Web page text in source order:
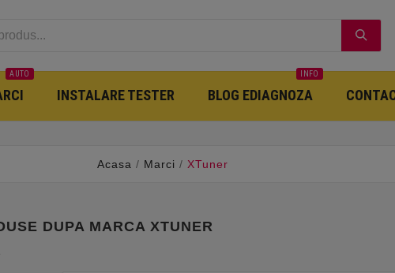
AUTO
INSTALARE TESTER BLOG EDIAGNOZA
INFO
Acasa Marci XTuner
DUPA MARCA XTUNER